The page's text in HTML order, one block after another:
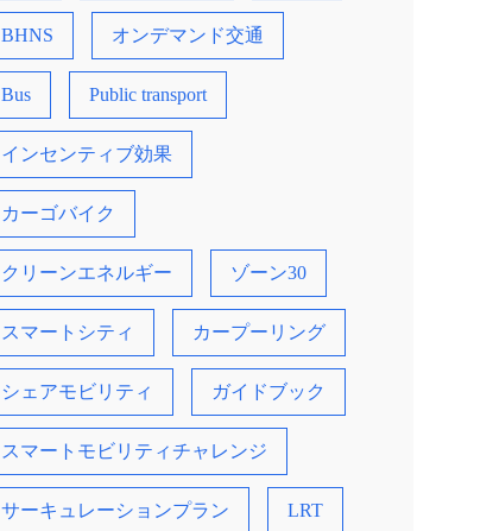
BHNS オンデマンド交通
Bus Public transport
インセンティブ効果
カーゴバイク
クリーンエネルギー ゾーン30
スマートシティ カープーリング
シェアモビリティ ガイドブック
スマートモビリティチャレンジ
サーキュレーションプラン LRT